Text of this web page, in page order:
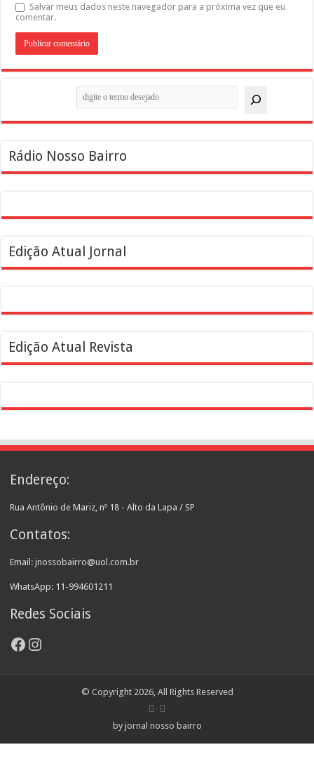
Salvar meus dados neste navegador para a próxima vez que eu
comentar.
Rádio Nosso Bairro
Edição Atual Jornal
Edição Atual Revista
Endereço:
Rua Antônio de Mariz, nº 18 - Alto da Lapa / SP
Contatos:
Email: jnossobairro@uol.com.br
WhatsApp: 11-994601211
Redes Sociais
Facebook
Instagram
© Copyright 2026, All Rights Reserved
by jornal nosso bairro